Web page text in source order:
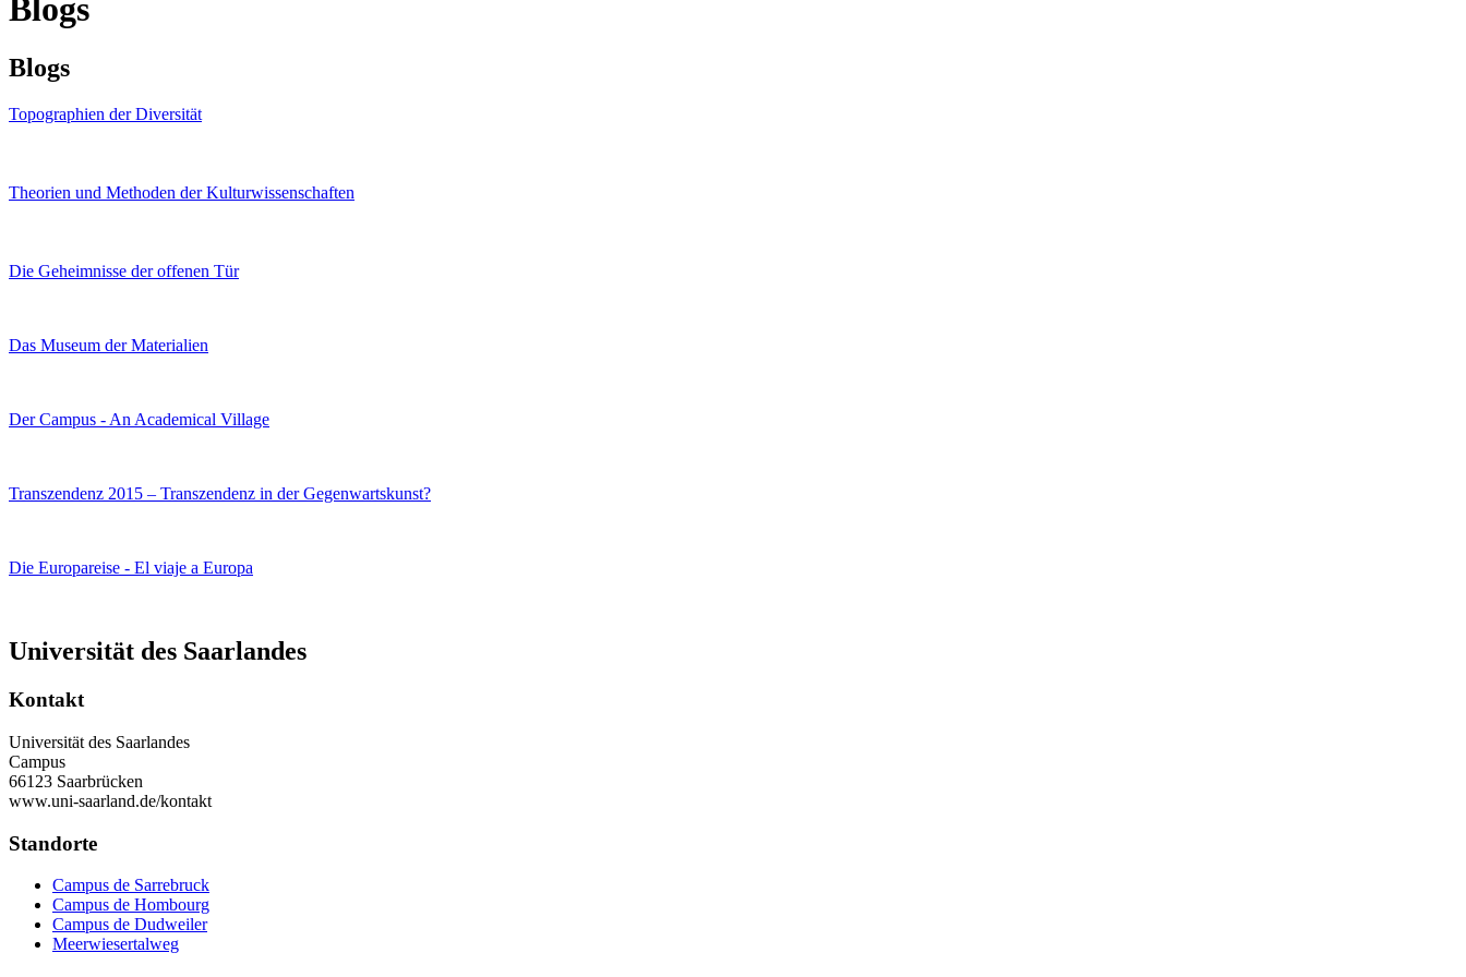
Blogs
Blogs
Topographien der Diversität
Theorien und Methoden der Kulturwissenschaften
Die Geheimnisse der offenen Tür
Das Museum der Materialien
Der Campus - An Academical Village
Transzendenz 2015 – Transzendenz in der Gegenwartskunst?
Die Europareise - El viaje a Europa
Universität des Saarlandes
Kontakt
Universität des Saarlandes
Campus
66123 Saarbrücken
www.uni-saarland.de/kontakt
Standorte
Campus de Sarrebruck
Campus de Hombourg
Campus de Dudweiler
Meerwiesertalweg